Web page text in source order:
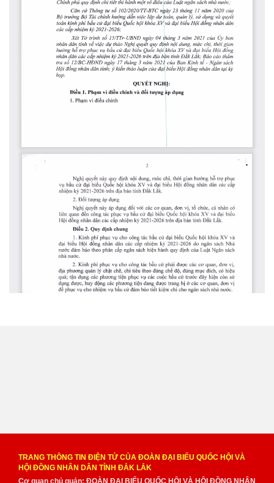
TRANG THÔNG TIN ĐIỆN TỬ CỦA ĐOÀN ĐẠI BIỂU QUỐC HỘI VÀ
HỘI ĐỒNG NHÂN DÂN TỈNH ĐẮK LẮK
Cơ quan chủ quản: ĐOÀN ĐẠI BIỂU QUỐC HỘI VÀ HỘI ĐỒNG NHÂN